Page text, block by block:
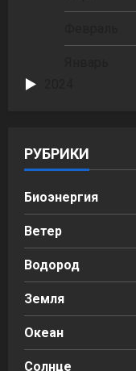
РУБРИКИ
Биоэнергия
Ветер
Водород
Земля
Океан
Солнце